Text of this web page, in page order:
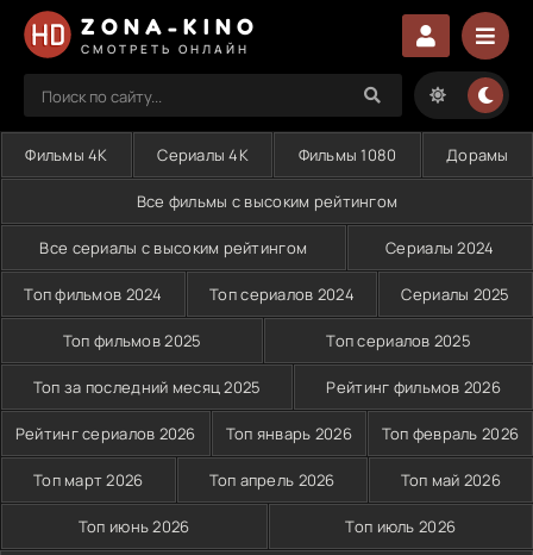
ZONA-KINO
СМОТРЕТЬ ОНЛАЙН
Фильмы 4K Сериалы 4K Фильмы 1080 Дорамы
Все фильмы с высоким рейтингом
Все сериалы с высоким рейтингом Сериалы 2024
Топ фильмов 2024 Топ сериалов 2024 Сериалы 2025
Топ фильмов 2025 Топ сериалов 2025
Топ за последний месяц 2025 Рейтинг фильмов 2026
Рейтинг сериалов 2026 Топ январь 2026 Топ февраль 2026
Топ март 2026 Топ апрель 2026 Топ май 2026
Топ июнь 2026 Топ июль 2026